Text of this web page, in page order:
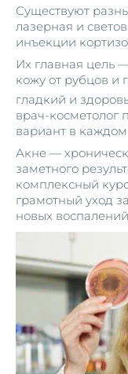
Существуют
лазерная и
инъекции
Их главная цель
кожу от рубцов и
гладкий и
врач-косметолог
вариант в
Акне —
заметного
комплексный
грамотный уход
новых